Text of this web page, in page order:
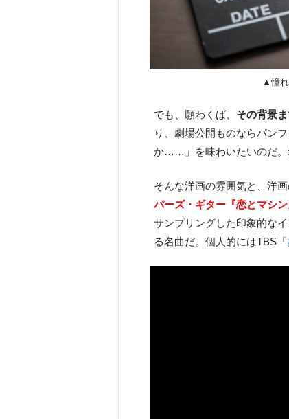
▲憧
でも、願わくば、 その背景
り、劇場公開ものならパン
か……」を味わいたいのだ。
そんな洋画の雰囲気と、洋
パーズ・ギター『恋とマシン
サンプリングした印象的な
る名曲だ。個人的にはTBS『